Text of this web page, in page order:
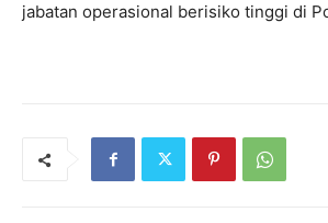
jabatan operasional berisiko tinggi di